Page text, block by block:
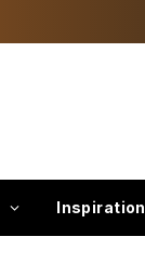
Inspiration